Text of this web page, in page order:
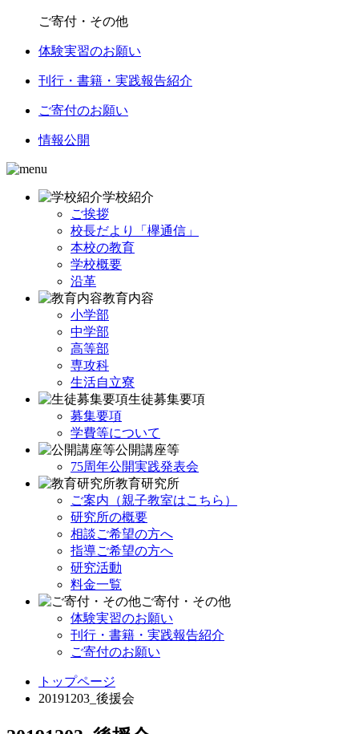
ご寄付・その他
体験実習のお願い
刊行・書籍・実践報告紹介
ご寄付のお願い
情報公開
学校紹介
ご挨拶
校長だより「欅通信」
本校の教育
学校概要
沿革
教育内容
小学部
中学部
高等部
専攻科
生活自立寮
生徒募集要項
募集要項
学費等について
公開講座等
75周年公開実践発表会
教育研究所
ご案内（親子教室はこちら）
研究所の概要
相談ご希望の方へ
指導ご希望の方へ
研究活動
料金一覧
ご寄付・その他
体験実習のお願い
刊行・書籍・実践報告紹介
ご寄付のお願い
トップページ
20191203_後援会